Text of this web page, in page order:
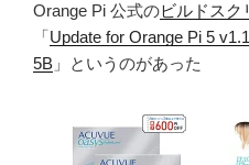
Orange Pi 公式のビルドスク
「Update for Orange Pi 5
5B 」というのがあった